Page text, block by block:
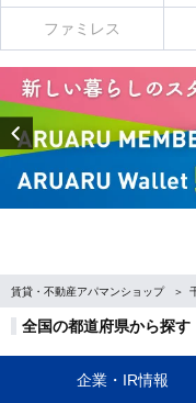
ファミレス
Previous
賃貸・不動産アパマンショップ
全国の都道府県から探す
企業・IR情報